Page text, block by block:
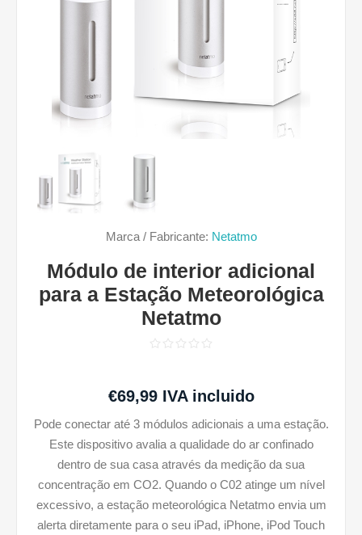
Marca / Fabricante: Netatmo
Módulo de interior adicional
para a Estação Meteorológica
Netatmo
€69,99 IVA incluido
Pode conectar até 3 módulos adicionais a uma estação.
Este dispositivo avalia a qualidade do ar confinado
dentro de sua casa através da medição da sua
concentração em CO2. Quando o C02 atinge um nível
excessivo, a estação meteorológica Netatmo envia um
alerta diretamente para o seu iPad, iPhone, iPod Touch